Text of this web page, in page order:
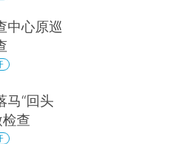
中心原巡
马“回头
查